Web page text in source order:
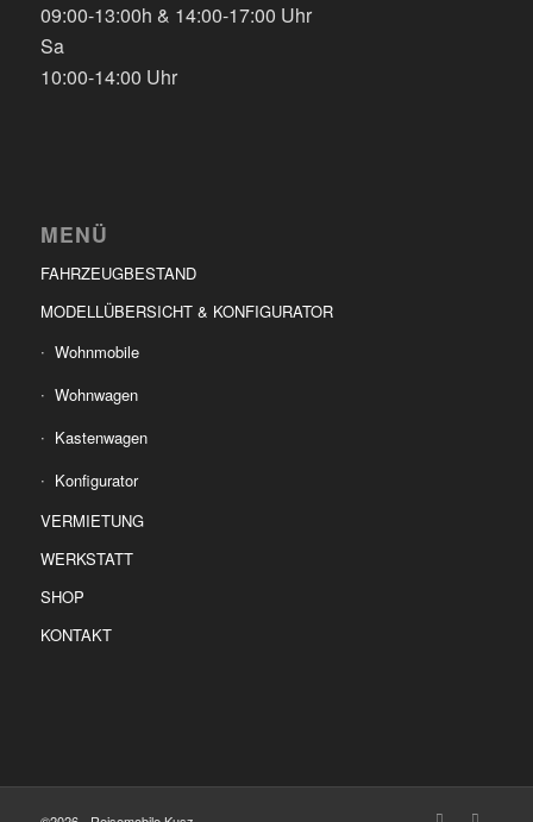
09:00-13:00h & 14:00-17:00 Uhr
Sa
10:00-14:00 Uhr
MENÜ
FAHRZEUGBESTAND
MODELLÜBERSICHT & KONFIGURATOR
Wohnmobile
Wohnwagen
Kastenwagen
Konfigurator
VERMIETUNG
WERKSTATT
SHOP
KONTAKT